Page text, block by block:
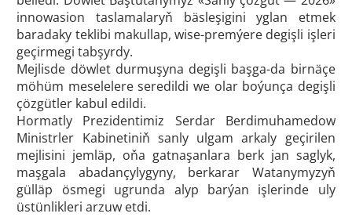
innowasion taslamalaryň bäsleşigini yglan etmek
baradaky teklibi makullap, wise-premýere degişli işleri
geçirmegi tabşyrdy.
Mejlisde döwlet durmuşyna degişli başga-da birnäçe
möhüm meselelere seredildi we olar boýunça degişli
çözgütler kabul edildi.
Hormatly Prezidentimiz Serdar Berdimuhamedow
Ministrler Kabinetiniň sanly ulgam arkaly geçirilen
mejlisini jemläp, oňa gatnaşanlara berk jan saglyk,
maşgala abadançylygyny, berkarar Watanymyzyň
gülläp ösmegi ugrunda alyp barýan işlerinde uly
üstünlikleri arzuw etdi.